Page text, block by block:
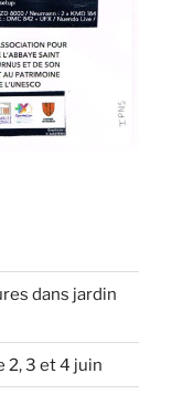
dans jardin
2, 3 et 4 juin